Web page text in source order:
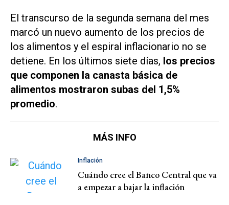
El transcurso de la segunda semana del mes
marcó un nuevo aumento de los precios de
los alimentos y el espiral inflacionario no se
detiene. En los últimos siete días, los precios
que componen la canasta básica de
alimentos mostraron subas del 1,5%
promedio.
MÁS INFO
Inflación
Cuándo cree el Banco Central que va
a empezar a bajar la inflación